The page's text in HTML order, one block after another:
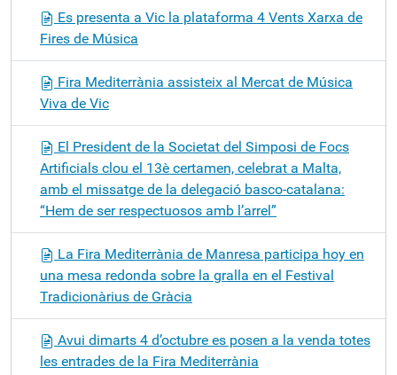
Es presenta a Vic la plataforma 4 Vents Xarxa de
Fires de Música
Fira Mediterrània assisteix al Mercat de Música
Viva de Vic
El President de la Societat del Simposi de Focs
Artificials clou el 13è certamen, celebrat a Malta,
amb el missatge de la delegació basco-catalana:
“Hem de ser respectuosos amb l’arrel”
La Fira Mediterrània de Manresa participa hoy en
una mesa redonda sobre la gralla en el Festival
Tradicionàrius de Gràcia
Avui dimarts 4 d’octubre es posen a la venda totes
les entrades de la Fira Mediterrània